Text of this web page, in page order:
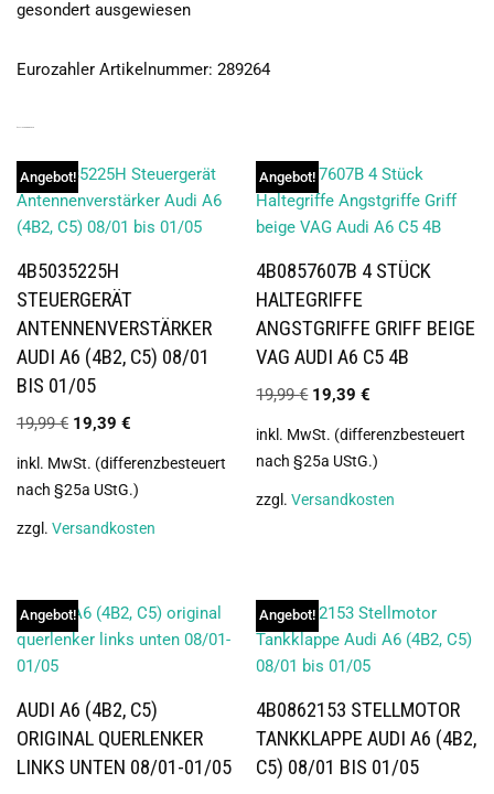
gesondert ausgewiesen
Eurozahler Artikelnummer: 289264
Angebot!
4B5035225H
STEUERGERÄT
ANTENNENVERSTÄRKER
AUDI A6 (4B2, C5) 08/01
BIS 01/05
19,99€ 19,39 €
inkl. MwSt. (differenzbesteuert
nach §25a UStG.)
zzgl. Versandkosten
Angebot!
4B0857607B 4 STÜCK
HALTEGRIFFE
ANGSTGRIFFE GRIFF BEIGE
VAG AUDI A6 C5 4B
19,99€ 19,39€
inkl. MwSt. (differenzbesteuert
nach §25a UStG.)
zzgl.Versandkosten
Angebot!
AUDI A6 (4B2, C5)
ORIGINAL QUERLENKER
LINKS UNTEN 08/01-01/05
Angebot!
4B0862153 STELLMOTOR
TANKKLAPPE AUDI A6 (4B2,
C5) 08/01 BIS 01/05